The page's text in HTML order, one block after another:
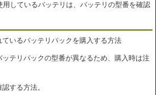
しているバッテリは、バッテリの型番を確認
いるバッテリパックを購入する方法
テリパックの型番が異なるため、購入時は注
する方法。